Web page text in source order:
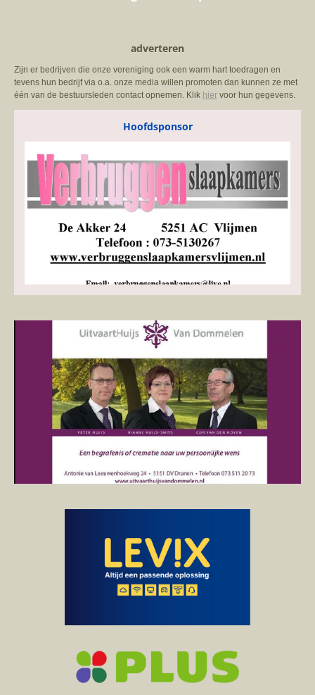
adverteren
Zijn er bedrijven die onze vereniging ook een warm hart toedragen en
tevens hun bedrijf via o.a. onze media willen promoten dan kunnen ze met
één van de bestuursleden contact opnemen. Klik hier voor hun gegevens.
Hoofdsponsor